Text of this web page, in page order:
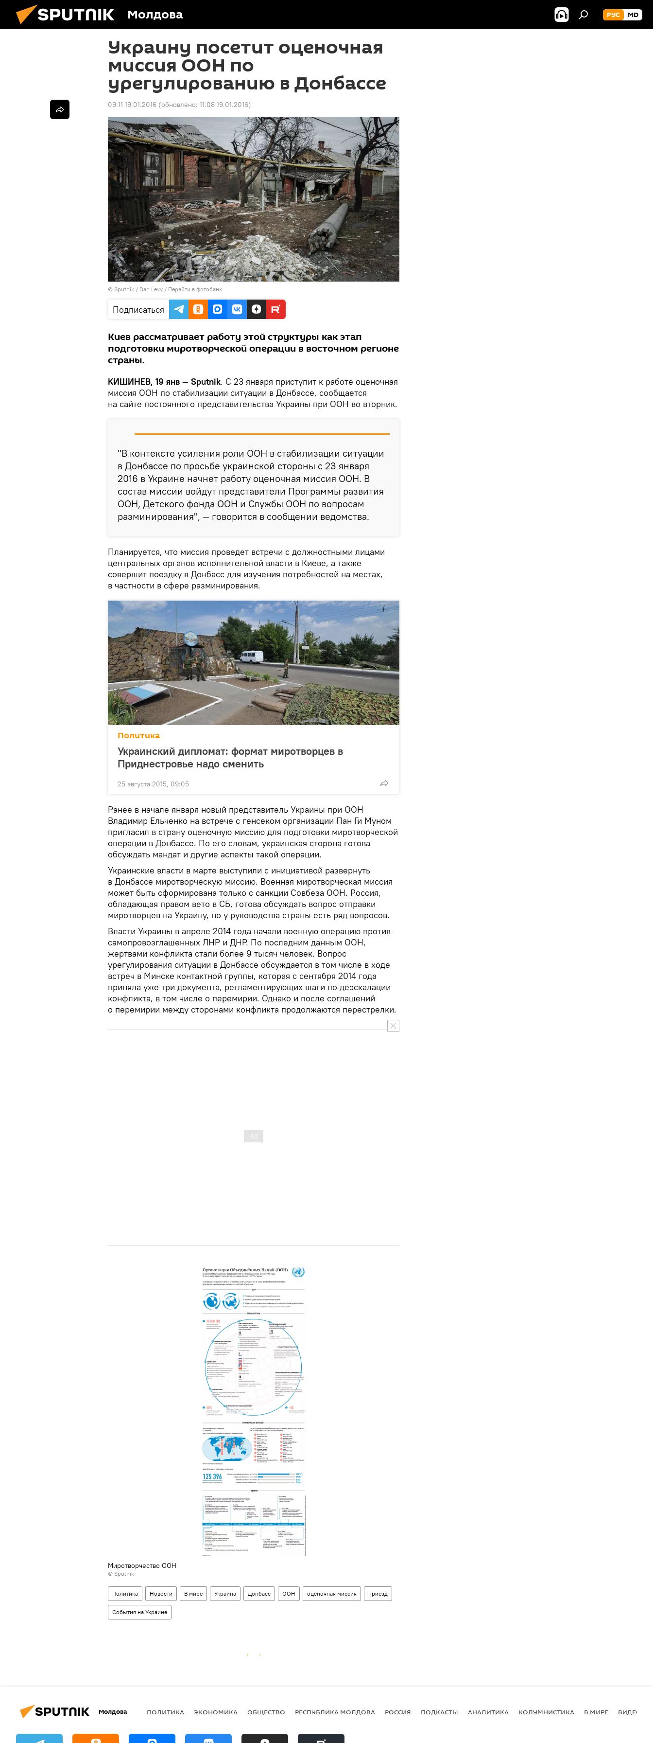
Молдова РУС MD
Украину посетит оценочная
миссия ООН по
урегулированию в Донбассе
09:11 19.01.2016 (обновлено: 11:08 19.01.2016)
© Sputnik / Dan Levy / Перейти в фотобанк
Подписаться
Киев рассматривает работу этой структуры как этап
подготовки миротворческой операции в восточном регионе
страны.
КИШИНЕВ, 19 янв — Sputnik. C 23 января приступит к работе оценочная
миссия ООН по стабилизации ситуации в Донбассе, сообщается
на сайте постоянного представительства Украины при ООН во вторник.
"В контексте усиления роли ООН в стабилизации ситуации
в Донбассе по просьбе украинской стороны с 23 января
2016 в Украине начнет работу оценочная миссия ООН. В
состав миссии войдут представители Программы развития
ООН, Детского фонда ООН и Службы ООН по вопросам
разминирования", — говорится в сообщении ведомства.
Планируется, что миссия проведет встречи с должностными лицами
центральных органов исполнительной власти в Киеве, а также
совершит поездку в Донбасс для изучения потребностей на местах,
в частности в сфере разминирования.
Политика
Украинский дипломат: формат миротворцев в
Приднестровье надо сменить
25 августа 2015, 09:05
Ранее в начале января новый представитель Украины при ООН
Владимир Ельченко на встрече с генсеком организации Пан Ги Муном
пригласил в страну оценочную миссию для подготовки миротворческой
операции в Донбассе. По его словам, украинская сторона готова
обсуждать мандат и другие аспекты такой операции.
Украинские власти в марте выступили с инициативой развернуть
в Донбассе миротворческую миссию. Военная миротворческая миссия
может быть сформирована только с санкции Совбеза ООН. Россия,
обладающая правом вето в СБ, готова обсуждать вопрос отправки
миротворцев на Украину, но у руководства страны есть ряд вопросов.
Власти Украины в апреле 2014 года начали военную операцию против
самопровозглашенных ЛНР и ДНР. По последним данным ООН,
жертвами конфликта стали более 9 тысяч человек. Вопрос
урегулирования ситуации в Донбассе обсуждается в том числе в ходе
встреч в Минске контактной группы, которая с сентября 2014 года
приняла уже три документа, регламентирующих шаги по деэскалации
конфликта, в том числе о перемирии. Однако и после соглашений
о перемирии между сторонами конфликта продолжаются перестрелки.
Миротворчество ООН
© Sputnik
Политика Новости В мире Украина Донбасс ООН оценочная миссия приезд
События на Украине
Молдова ПОЛИТИКА ЭКОНОМИКА ОБЩЕСТВО РЕСПУБЛИКА МОЛДОВА РОССИЯ ПОДКАСТЫ АНАЛИТИКА КОЛУМНИСТИКА В МИРЕ ВИДЕО